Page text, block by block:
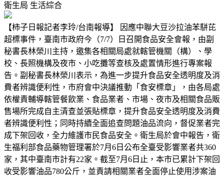
衛生局 生活綜合
【柿子日報記者李玲/台南報導】 因應中聯大豆沙拉油苯駢芘
超標事件，臺南市政府今（7/7）日召開食品安全會報，由副
秘書長林榮川主持，邀集各相關局處就轄管機關（構）、學
校、長照機構及夜市、小吃攤等查核及處置情形進行專案報
告。副秘書長林榮川表示，為進一步提升食品安全透明度及消
費者辨識便利性，市府會中決議推動「食安標章」，由各局處
依權責輔導轄管餐飲業、食品業者、市場、夜市及相關食品販
售場所完成自主清查並張貼標章，提升食品安全透明度及消費
者辨識便利性；同時持續全面追查問題油品流向，督促業者完
成下架回收，全力維護市民食品安全。衛生局於會中報告，衛
生福利部食品藥物管理署於7月6日公布全臺受影響業者共360
家，其中臺南市計有22家。截至7月6日止，本市已累計下架回
收受影響油品780公斤，並責請相關業者全面停止使用涉案油